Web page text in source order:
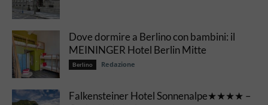
Dove dormire a Berlino con bambini: il
MEININGER Hotel Berlin Mitte
Berlino Redazione
Falkensteiner Hotel Sonnenalpe★★★★ –